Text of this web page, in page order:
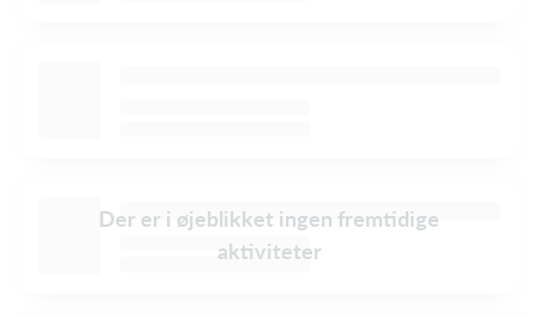
Der er i øjeblikket ingen fremtidige
aktiviteter